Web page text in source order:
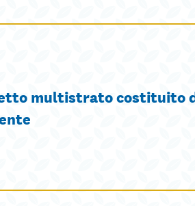
multistrato costituito